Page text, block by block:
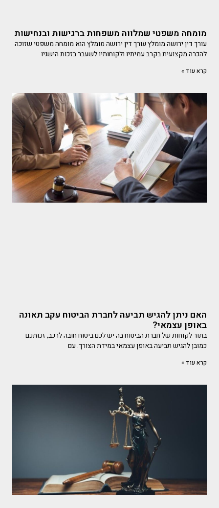
מומחה משפטי שמלווה משפחות ברגישות ובנחישות
עורך דין ירושה מומלץ עורך דין ירושה מומלץ הוא מומחה משפטי שזוכה
להכרה מקצועית בקרב עמיתיו ולקוחותיו לשעבר בזכות הישגיו
קרא עוד »
האם ניתן להגיש תביעה לחברת הביטוח עקב תאונה
באופן עצמאי?
בתור לקוחות של חברת הביטוח בה יש לכם ביטוח חובה לרכב, זכותכם
כמובן להגיש תביעה באופן עצמאי במידת הצורך. עם
קרא עוד »